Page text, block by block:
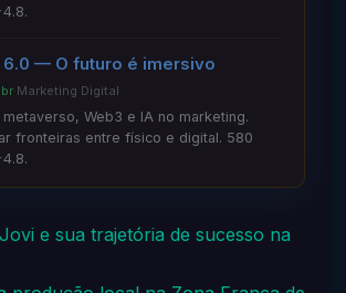
6.0 — O futuro é imersivo
·Marketing Digital
Web3 e IA no marketing.
fronteiras entre físico e digital. 580
e sua trajetória de sucesso na